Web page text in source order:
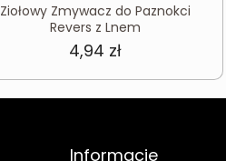
Ziołowy Zmywacz do Paznokci
Revers z Lnem
4,94 zł
Informacje